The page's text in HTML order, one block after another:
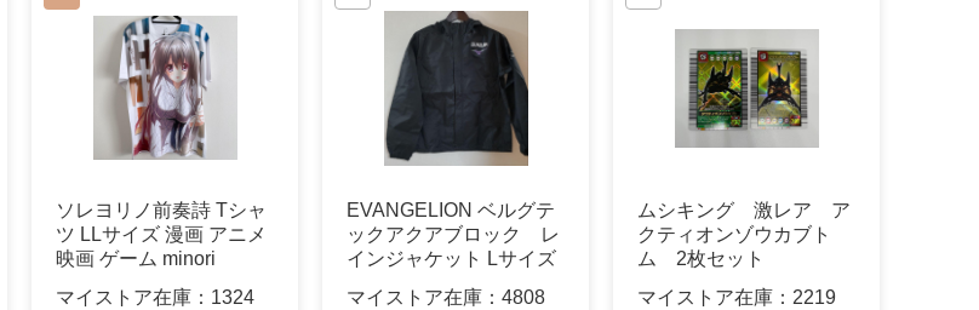
ソレヨリノ前奏詩 Tシャ
ツ LLサイズ 漫画 アニメ
映画 ゲーム minori
マイストア在庫： 1324
EVANGELION ベルグテ
ックアクアブロック レ
インジャケット Lサイズ
マイストア在庫： 4808
ムシキング 激レア ア
クティオンゾウカブト
ム 2枚セット
マイストア在庫： 2219